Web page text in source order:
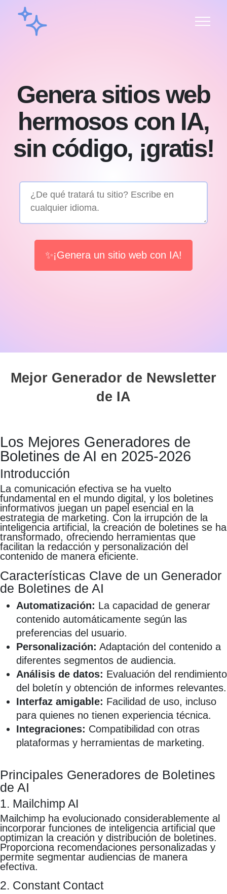
Genera sitios web
hermosos con IA,
sin código, ¡gratis!
✨¡Genera un sitio web con IA!
Mejor Generador de Newsletter
de IA
Los Mejores Generadores de
Boletines de AI en 2025-2026
Introducción
La comunicación efectiva se ha vuelto
fundamental en el mundo digital, y los boletines
informativos juegan un papel esencial en la
estrategia de marketing. Con la irrupción de la
inteligencia artificial, la creación de boletines se ha
transformado, ofreciendo herramientas que
facilitan la redacción y personalización del
contenido de manera eficiente.
Características Clave de un Generador
de Boletines de AI
Automatización: La capacidad de generar
contenido automáticamente según las
preferencias del usuario.
Personalización: Adaptación del contenido a
diferentes segmentos de audiencia.
Análisis de datos: Evaluación del rendimiento
del boletín y obtención de informes relevantes.
Interfaz amigable: Facilidad de uso, incluso
para quienes no tienen experiencia técnica.
Integraciones: Compatibilidad con otras
plataformas y herramientas de marketing.
Principales Generadores de Boletines
de AI
1. Mailchimp AI
Mailchimp ha evolucionado considerablemente al
incorporar funciones de inteligencia artificial que
optimizan la creación y distribución de boletines.
Proporciona recomendaciones personalizadas y
permite segmentar audiencias de manera
efectiva.
2. Constant Contact